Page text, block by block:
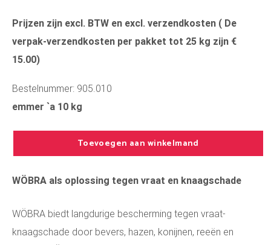
Prijzen zijn excl. BTW en excl. verzendkosten ( De
verpak-verzendkosten per pakket tot 25 kg zijn €
15.00)
Bestelnummer: 905.010
emmer `a 10 kg
Toevoegen aan winkelmand
WÖBRA als oplossing tegen vraat en knaagschade
WÖBRA biedt langdurige bescherming tegen vraat-
knaagschade door bevers, hazen, konijnen, reeën en